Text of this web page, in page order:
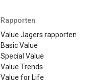
Rapporten
Value Jagers rapporten
Basic Value
Special Value
Value Trends
Value for Life